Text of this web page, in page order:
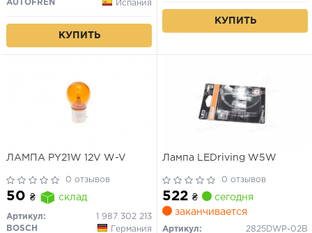
AUTOFREN
Испания
КУПИТЬ
КУПИТЬ
ЛАМПА PY21W 12V W-V
0 отзывов
50 ₴ склад
Артикул:
1 987 302 213
BOSCH
Германия
Лампа LEDriving W5W
0 отзывов
522 ₴
сегодня
заканчивается
Артикул:
2825DWP-02B